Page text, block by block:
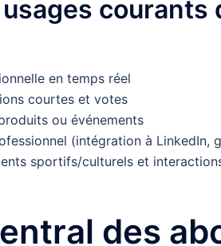
courants
en temps réel
courtes et votes
ou événements
(intégration à LinkedIn,
sportifs/culturels et
des